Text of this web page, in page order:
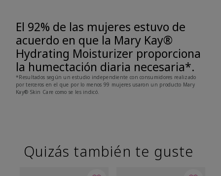
El 92% de las mujeres estuvo de
acuerdo en que la Mary Kay®
Hydrating Moisturizer proporciona
la humectación diaria necesaria*.
*Resultados según un estudio independiente con consumidores realizado
por terceros en el que por lo menos 99 mujeres usaron un producto Mary
Kay® Skin Care como se les indicó.
Quizás también te guste